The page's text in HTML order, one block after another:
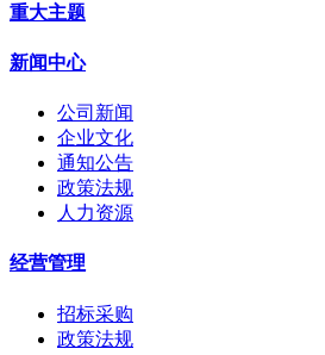
重大主题
新闻中心
公司新闻
企业文化
通知公告
政策法规
人力资源
经营管理
招标采购
政策法规